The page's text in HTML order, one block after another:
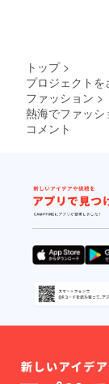
トップ >
プロジェクトを
ファッション >
熱海でファッシ
コメント